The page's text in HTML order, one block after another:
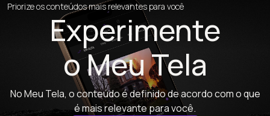
Priorize os conteúdos mais relevantes para você
Experimente
o Meu Tela
No Meu Tela, o conteúdo é definido de acordo com o que
é mais relevante para você.